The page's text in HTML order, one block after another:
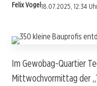
Felix Vogel18.07.2025, 12:34
Im Gewobag-Quartier
Mittwochvormittag der